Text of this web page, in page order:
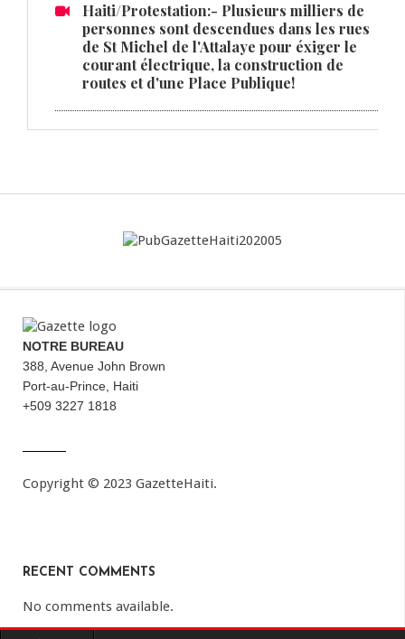
Haiti/Protestation:- Plusieurs milliers de
personnes sont descendues dans les rues
de St Michel de l'Attalaye pour éxiger le
courant électrique, la construction de
routes et d'une Place Publique!
NOTRE BUREAU
388, Avenue John Brown
Port-au-Prince, Haiti
+509 3227 1818
Copyright © 2023 GazetteHaiti.
RECENT COMMENTS
No comments available.